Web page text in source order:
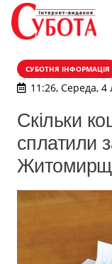
СУБОТНЯ ІНФОРМАЦІЯ
11:26, Середа, 4
Скільки
сплатили